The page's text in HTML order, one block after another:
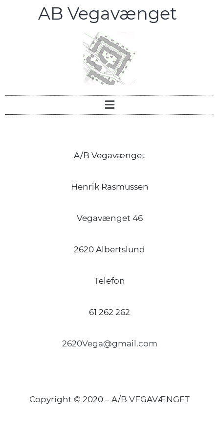
AB Vegavænget
A/B Vegavænget
Henrik Rasmussen
Vegavænget 46
2620 Albertslund
Telefon
61 262 262
2620Vega@gmail.com
Copyright © 2020 – A/B VEGAVÆNGET